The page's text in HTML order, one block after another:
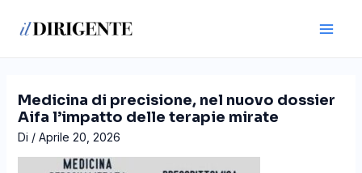
Medicina di precisione, nel nuovo dossier
Aifa l’impatto delle terapie mirate
Di / Aprile 20, 2026
articoli